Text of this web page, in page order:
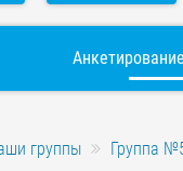
группы Группа